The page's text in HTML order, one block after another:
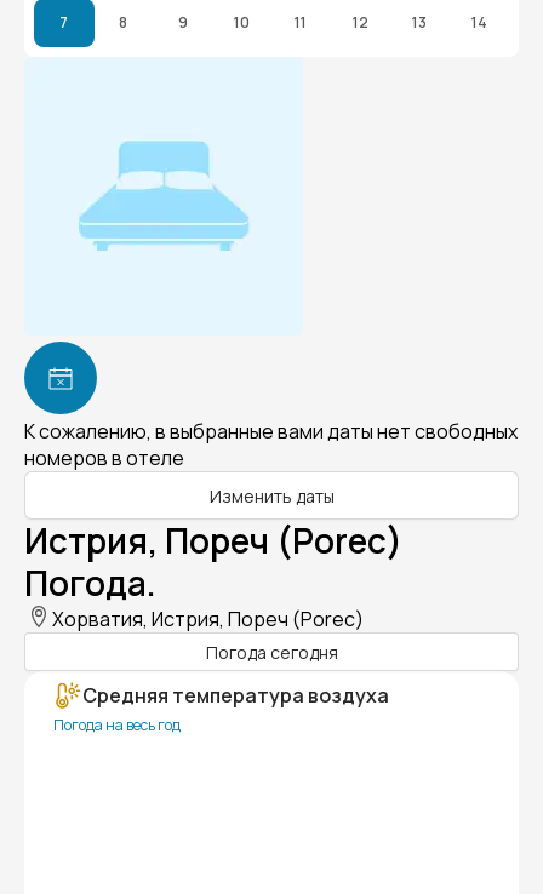
7 8 9 10 11 12 13 14
К сожалению, в выбранные вами даты нет свободных
номеров в отеле
Изменить даты
Истрия, Пореч (Porec)
Погода.
Хорватия, Истрия, Пореч (Porec)
Погода сегодня
Средняя температура воздуха
Погода на весь год